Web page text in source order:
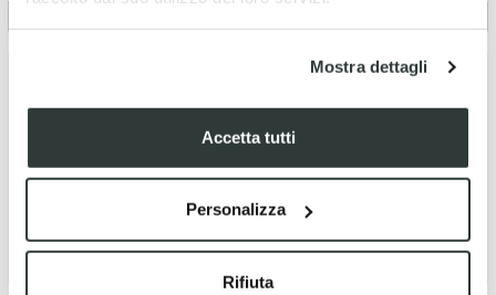
Mostra dettagli
Accetta tutti
Personalizza
Rifiuta
doppio labbro doppio